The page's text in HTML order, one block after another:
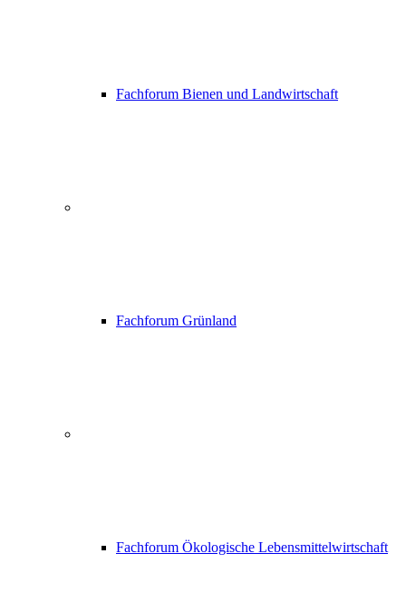
Fachforum Bienen und Landwirtschaft
Fachforum Grünland
Fachforum Ökologische Lebensmittelwirtschaft